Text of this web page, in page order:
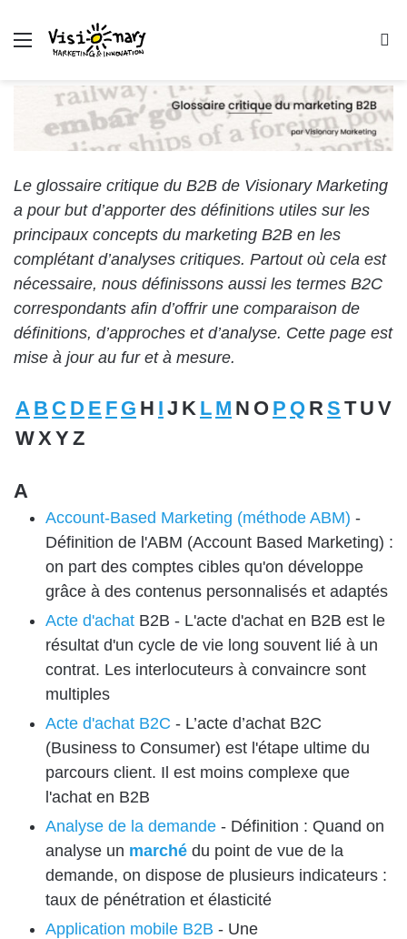
Menu
Le glossaire critique du B2B de Visionary Marketing
a pour but d’apporter des définitions utiles sur les
principaux concepts du marketing B2B en les
complétant d’analyses critiques. Partout où cela est
nécessaire, nous définissons aussi les termes B2C
correspondants afin d’offrir une comparaison de
définitions, d’approches et d’analyse. Cette page est
mise à jour au fur et à mesure.
A B C D E F G H I J K L M N O P Q R S T U V
W X Y Z
A
Account-Based Marketing (méthode ABM) -
Définition de l'ABM (Account Based Marketing) :
on part des comptes cibles qu'on développe
grâce à des contenus personnalisés et adaptés
Acte d'achat B2B - L'acte d'achat en B2B est le
résultat d'un cycle de vie long souvent lié à un
contrat. Les interlocuteurs à convaincre sont
multiples
Acte d'achat B2C - L’acte d’achat B2C
(Business to Consumer) est l'étape ultime du
parcours client. Il est moins complexe que
l'achat en B2B
Analyse de la demande - Définition : Quand on
analyse un marché du point de vue de la
demande, on dispose de plusieurs indicateurs :
taux de pénétration et élasticité
Application mobile B2B - Une